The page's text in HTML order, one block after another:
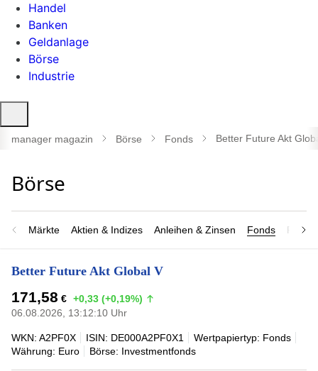
Handel
Banken
Geldanlage
Börse
Industrie
öffnen
manager magazin Börse Fonds Better Future Akt
Märkte Aktien & Indizes Anleihen & Zinsen Fonds
Better Future Akt Global V
171,58 € +0,33 (+0,19%)
06.08.2026, 13:12:10 Uhr
WKN: A2PF0X ISIN: DE000A2PF0X1
Wertpapiertyp: Fonds
Währung: Euro
Börse: Investmentfonds